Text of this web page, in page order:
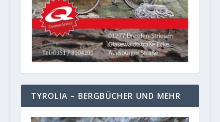
TYROLIA – BERGBÜCHER UND MEHR